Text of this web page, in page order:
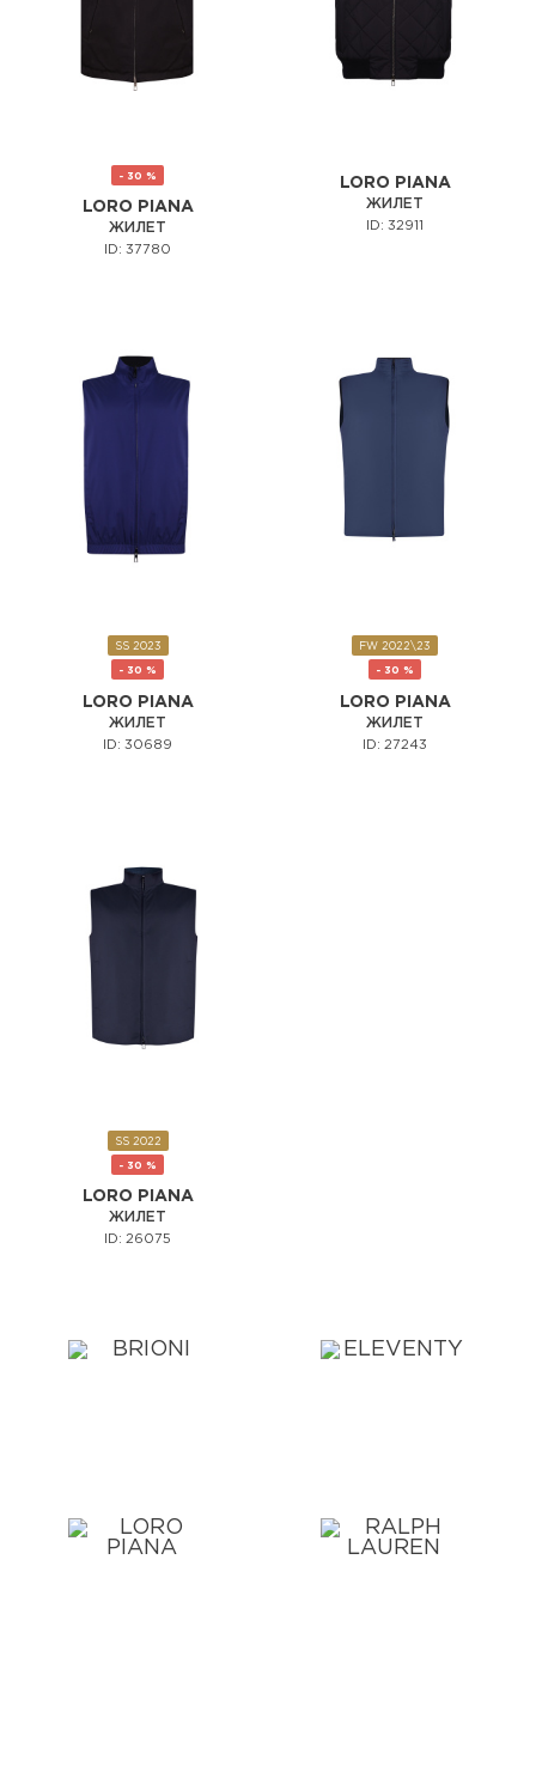
- 30 %
LORO PIANA
ЖИЛЕТ
ID: 37780
LORO PIANA
ЖИЛЕТ
ID: 32911
SS 2023
- 30 %
LORO PIANA
ЖИЛЕТ
ID: 30689
FW 2022\23
- 30 %
LORO PIANA
ЖИЛЕТ
ID: 27243
SS 2022
- 30 %
LORO PIANA
ЖИЛЕТ
ID: 26075